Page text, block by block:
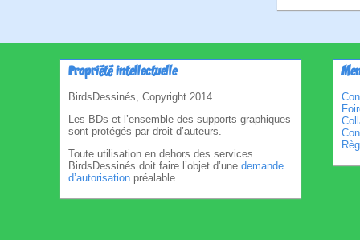
Propriété intellectuelle
BirdsDessinés, Copyright 2014
Les BDs et l’ensemble des supports graphiques
sont protégés par droit d’auteurs.
Toute utilisation en dehors des services
BirdsDessinés doit faire l’objet d’une demande
d’autorisation préalable.